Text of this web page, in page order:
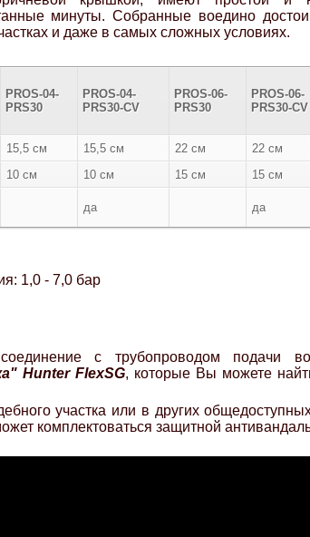
минуты. Собранные воедино
и даже в самых сложных условиях.
PROS-04-
PRS30
PROS-04-
PRS30-CV
PROS-06-
PRS30
PROS-06-
PRS30-CV
15,5 см 15,5 см 22 см 22 см
10 см 10 см 15 см 15 см
да да
1,0 - 7,0 бар
с трубопроводом подачи
Hunter FlexSG, которые Вы можете
участка или в других
комплектоваться защитной